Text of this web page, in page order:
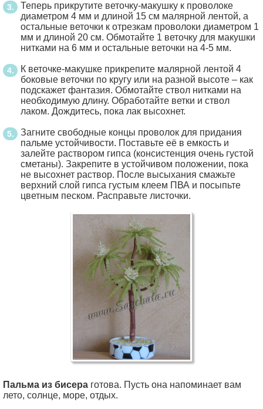
Теперь прикрутите веточку-макушку к проволоке
диаметром 4 мм и длиной 15 см малярной лентой, а
остальные веточки к отрезкам проволоки диаметром 1
мм и длиной 20 см. Обмотайте 1 веточку для макушки
нитками на 6 мм и остальные веточки на 4-5 мм.
К веточке-макушке прикрепите малярной лентой 4
боковые веточки по кругу или на разной высоте – как
подскажет фантазия. Обмотайте ствол нитками на
необходимую длину. Обработайте ветки и ствол
лаком. Дождитесь, пока лак высохнет.
Загните свободные концы проволок для придания
пальме устойчивости. Поставьте её в емкость и
залейте раствором гипса (консистенция очень густой
сметаны). Закрепите в устойчивом положении, пока
не высохнет раствор. После высыхания смажьте
верхний слой гипса густым клеем ПВА и посыпьте
цветным песком. Расправьте листочки.
Пальма из бисера готова. Пусть она напоминает вам
лето, солнце, море, отдых.